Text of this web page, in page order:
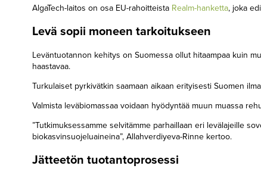
AlgaTech-laitos on osa EU-rahoitteista Realm-hanketta, joka
Levä sopii moneen tarkoitukseen
Leväntuotannon kehitys on Suomessa ollut hitaampaa kuin
haastavaa.
Turkulaiset pyrkivätkin saamaan aikaan erityisesti Suomen
Valmista leväbiomassaa voidaan hyödyntää muun muassa
”Tutkimuksessamme selvitämme parhaillaan eri levälajeille
biokasvinsuojeluaineina”, Allahverdiyeva-Rinne kertoo.
Jätteetön tuotantoprosessi